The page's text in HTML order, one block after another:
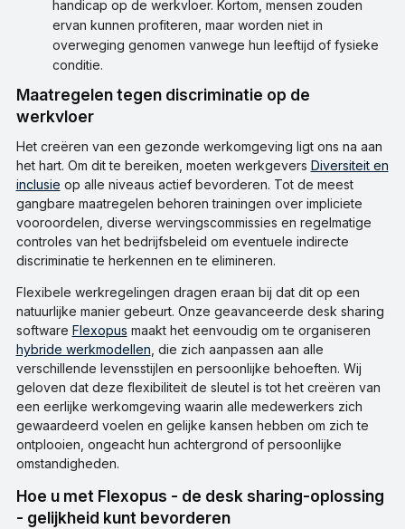
handicap op de werkvloer. Kortom, mensen zouden
ervan kunnen profiteren, maar worden niet in
overweging genomen vanwege hun leeftijd of fysieke
conditie.
Maatregelen tegen discriminatie op de
werkvloer
Het creëren van een gezonde werkomgeving ligt ons na aan
het hart. Om dit te bereiken, moeten werkgevers Diversiteit en
inclusie op alle niveaus actief bevorderen. Tot de meest
gangbare maatregelen behoren trainingen over impliciete
vooroordelen, diverse wervingscommissies en regelmatige
controles van het bedrijfsbeleid om eventuele indirecte
discriminatie te herkennen en te elimineren.
Flexibele werkregelingen dragen eraan bij dat dit op een
natuurlijke manier gebeurt. Onze geavanceerde desk sharing
software Flexopus maakt het eenvoudig om te organiseren
hybride werkmodellen , die zich aanpassen aan alle
verschillende levensstijlen en persoonlijke behoeften. Wij
geloven dat deze flexibiliteit de sleutel is tot het creëren van
een eerlijke werkomgeving waarin alle medewerkers zich
gewaardeerd voelen en gelijke kansen hebben om zich te
ontplooien, ongeacht hun achtergrond of persoonlijke
omstandigheden.
Hoe u met Flexopus - de desk sharing-oplossing
- gelijkheid kunt bevorderen